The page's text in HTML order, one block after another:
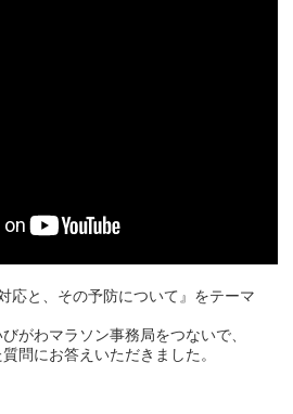
応と、その予防について』をテーマ
がわマラソン事務局をつないで、
問にお答えいただきました。